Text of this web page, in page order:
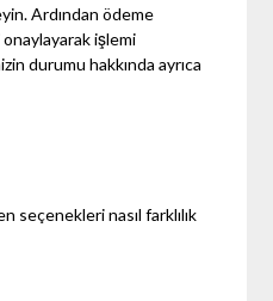
Ardından ödeme
işlemi
durumu hakkında ayrıca
seçenekleri nasıl farklılık